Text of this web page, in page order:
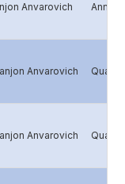
Anvarovich
Anvarovich
Anvarovich